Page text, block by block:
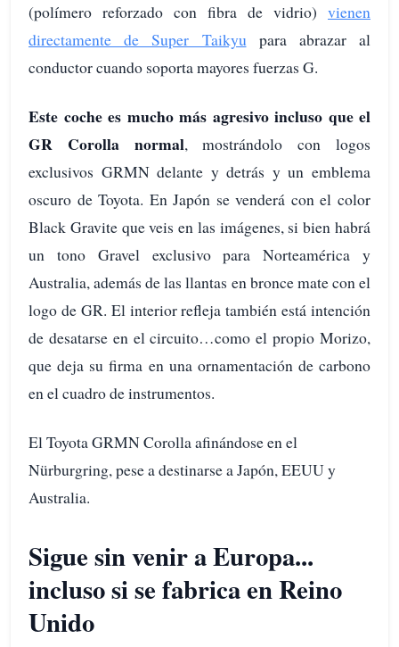
(polímero reforzado con fibra de vidrio) vienen
directamente de Super Taikyupara abrazar al
conductor cuando soporta mayores fuerzas G.
Este coche es mucho más agresivo incluso que el
GR Corolla normal, mostrándolo con logos
exclusivos GRMN delante y detrás y un emblema
oscuro de Toyota. En Japón se venderá con el color
Black Gravite que veis en las imágenes, si bien habrá
un tono Gravel exclusivo para Norteamérica y
Australia, además de las llantas en bronce mate con el
logo de GR. El interior refleja también está intención
de desatarse en el circuito…como el propio Morizo,
que deja su firma en una ornamentación de carbono
en el cuadro de instrumentos.
El Toyota GRMN Corolla afinándose en el
Nürburgring, pese a destinarse a Japón, EEUU y
Australia.
Sigue sin venir a Europa...
incluso si se fabrica en Reino
Unido